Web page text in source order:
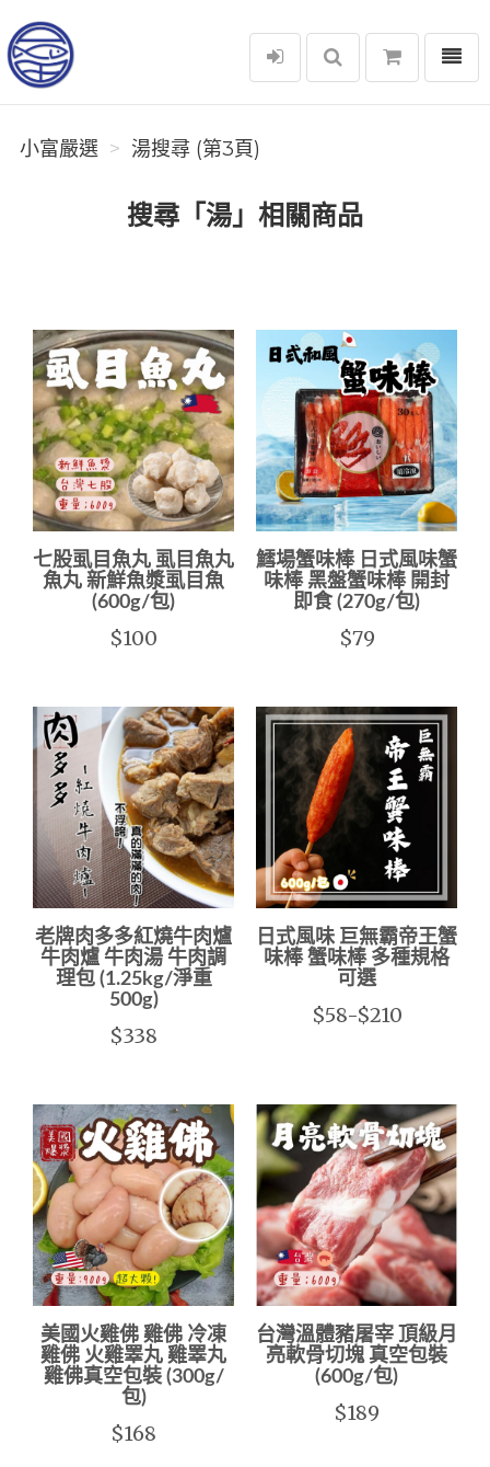
小富嚴選
選單
小富嚴選 湯搜尋 (第3頁)
搜尋「湯」相關商品
七股虱目魚丸 虱目魚丸
魚丸 新鮮魚漿虱目魚
(600g/包)
$100
鱈場蟹味棒 日式風味蟹
味棒 黑盤蟹味棒 開封
即食 (270g/包)
$79
老牌肉多多紅燒牛肉爐
牛肉爐 牛肉湯 牛肉調
理包 (1.25kg/淨重
500g)
$338
日式風味 巨無霸帝王蟹
味棒 蟹味棒 多種規格
可選
$58-$210
美國火雞佛 雞佛 冷凍
雞佛 火雞睪丸 雞睪丸
雞佛真空包裝 (300g/
包)
$168
台灣溫體豬屠宰 頂級月
亮軟骨切塊 真空包裝
(600g/包)
$189